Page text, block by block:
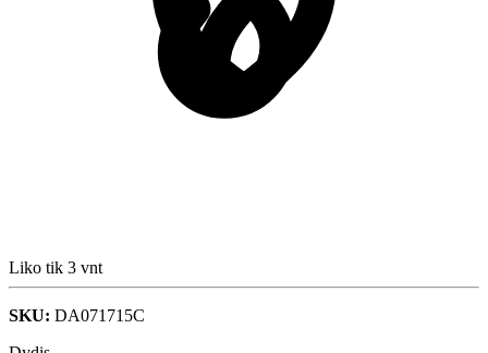
Liko tik 3 vnt
SKU: DA071715C